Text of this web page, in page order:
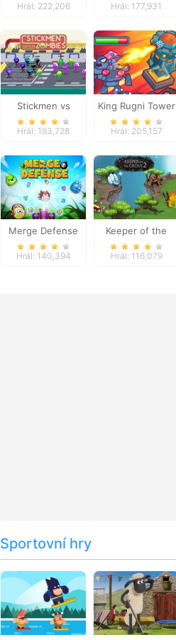
Hrál: 222,206 Hrál: 177,931
Stickmen vs
Zombies
Hrál: 193,728
King Rugni Tower
Defense
Hrál: 205,157
Merge Defense
Hrál: 140,394
Keeper of the
Grove 2
Hrál: 116,079
Sportovní hry